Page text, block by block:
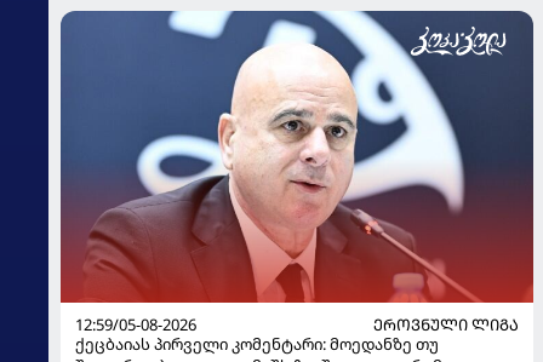
12:59/05-08-2026
ᲔᲠᲝᲕᲜᲣᲚᲘ ᲚᲘᲒᲐ
ქეცბაიას პირველი კომენტარი: მოედანზე თუ